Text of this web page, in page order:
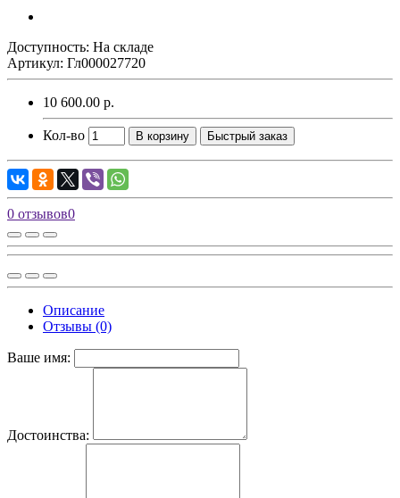
Доступность: На складе
Артикул: Гл000027720
10 600.00 р.
Кол-во В корзину Быстрый заказ
0 отзывов0
Описание
Отзывы (0)
Ваше имя:
Достоинства: